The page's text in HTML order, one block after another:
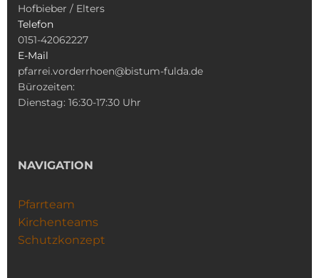
Hofbieber / Elters
Telefon
0151-42062227
E-Mail
pfarrei.vorderrhoen@bistum-fulda.de
Bürozeiten:
Dienstag: 16:30-17:30 Uhr
NAVIGATION
Pfarrteam
Kirchenteams
Schutzkonzept